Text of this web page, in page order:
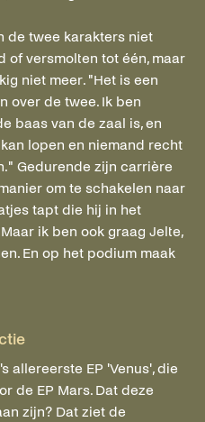
de twee karakters niet
of versmolten tot één, maar
niet meer. "Het is een
over de twee. Ik ben
baas van de zaal is, en
lopen en niemand recht
Gedurende zijn carrière
om te schakelen naar
tapt die hij in het
ik ben ook graag Jelte,
En op het podium maak
allereerste EP 'Venus', die
de EP Mars. Dat deze
zijn? Dat ziet de